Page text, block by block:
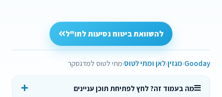
להשוואת ביטוח נסיעות לחו"ל
Gooday מגזין לאן ומתי לטוס מתי לטוס למדגסקר
מה בעמוד זה? לחץ לפתיחת תוכן עניינים